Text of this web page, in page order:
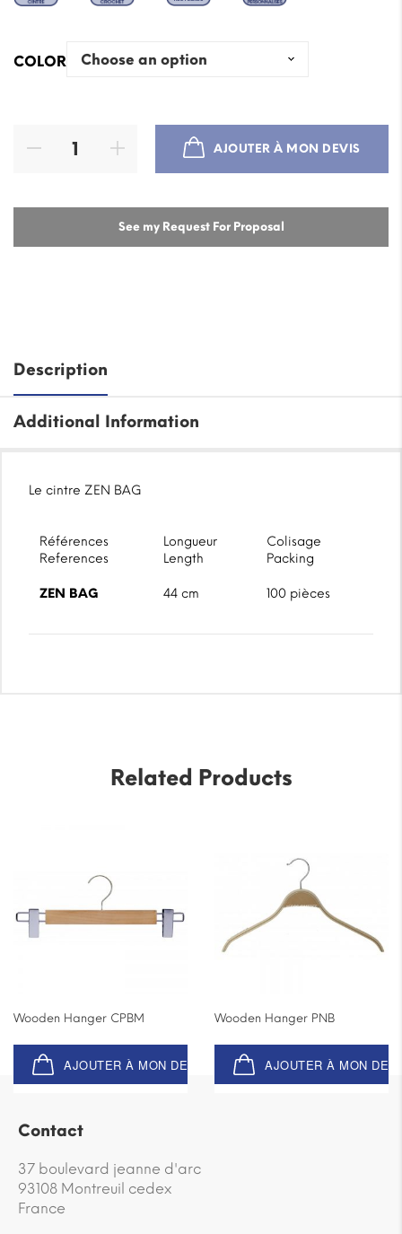
COLOR
AJOUTER À MON DEVIS
See my Request For Proposal
Description
Additional Information
Le cintre ZEN BAG
Références
References
ZEN BAG
Longueur
Length
44 cm
Colisage
Packing
100 pièces
Related Products
Wooden Hanger CPBM
AJOUTER À MON DEVIS
Wooden Hanger PNB
AJOUTER À MON
Contact
37 boulevard jeanne d'arc
93108 Montreuil cedex
France